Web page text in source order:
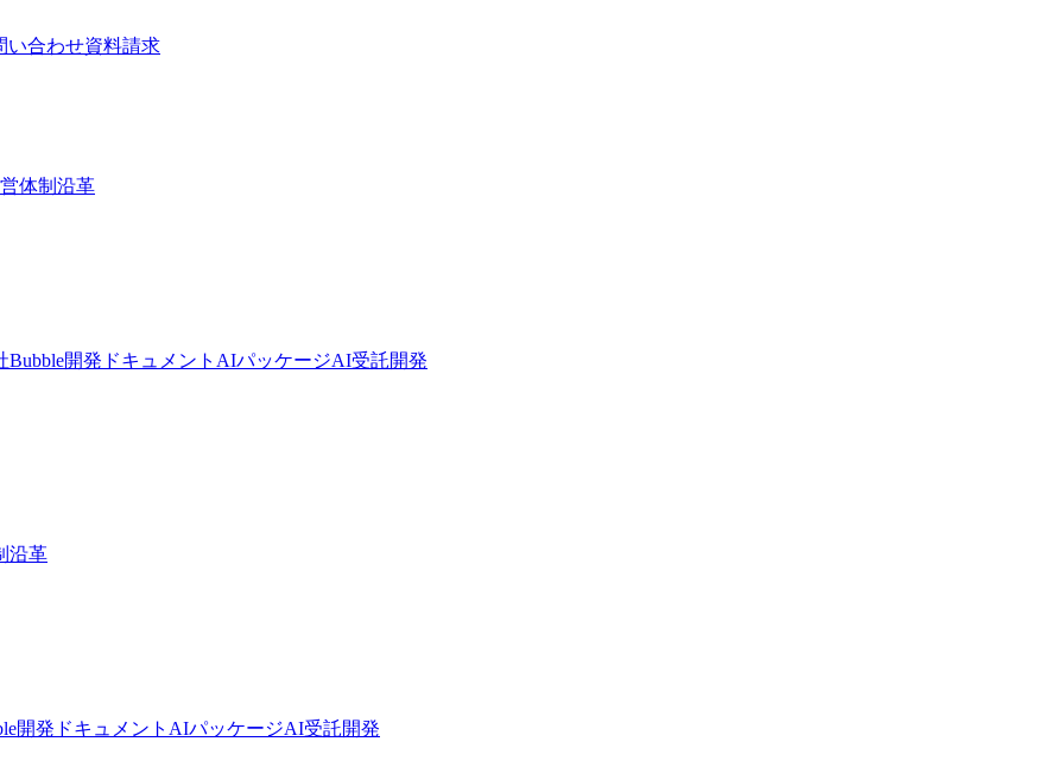
い合わせ資料請求
体制 沿革
Bubble開発ドキュメント AIパッケージAI受託開発
沿革
開発ドキュメント AIパッケージAI受託開発